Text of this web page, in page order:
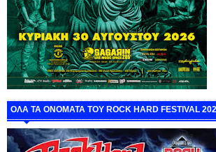
ΟΛΑ ΤΑ ΟΝΟΜΑΤΑ ΤΟΥ ROCK HARD FESTIVAL